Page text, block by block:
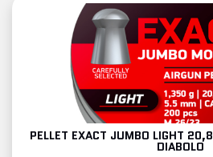
PELLET EXACT JUMBO LIGHT
DIABOLO